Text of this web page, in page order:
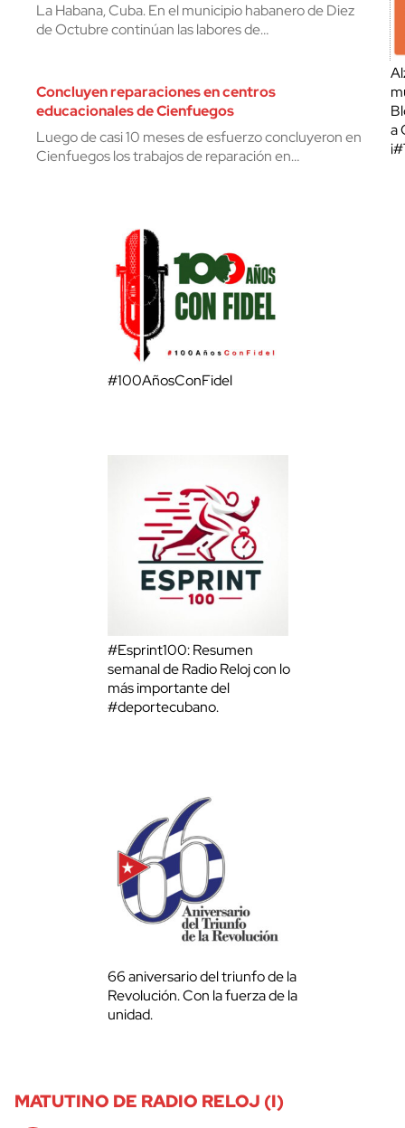
La Habana, Cuba. En el municipio habanero de Diez
de Octubre continúan las labores de…
Concluyen reparaciones en centros
educacionales de Cienfuegos
Luego de casi 10 meses de esfuerzo concluyeron en
Cienfuegos los trabajos de reparación en…
a
#100AñosConFidel
#Esprint100: Resumen
semanal de Radio Reloj con lo
más importante del
#deportecubano.
66 aniversario del triunfo de la
Revolución. Con la fuerza de la
unidad.
MATUTINO DE RADIO RELOJ (I)